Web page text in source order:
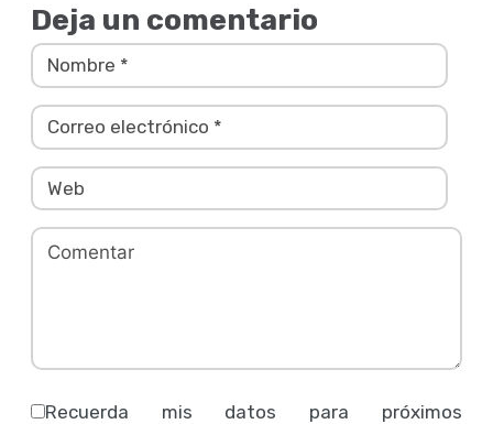
Deja un comentario
Recuerda mis datos para próximos